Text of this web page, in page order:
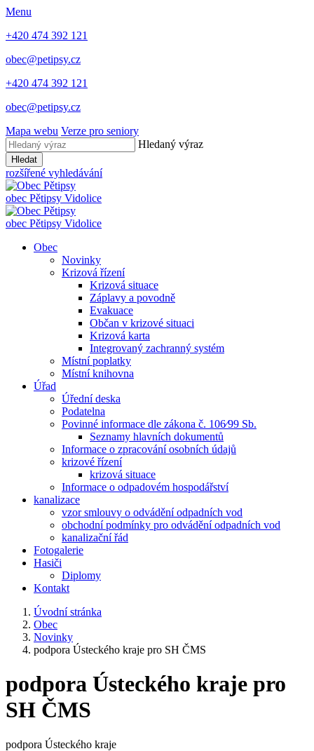
Menu
+420 474 392 121
obec@petipsy.cz
+420 474 392 121
obec@petipsy.cz
Mapa webu Verze pro seniory
Hledaný výraz
Hledat
rozšířené vyhledávání
obec Pětipsy Vidolice
obec Pětipsy Vidolice
Obec
Novinky
Krizová řízení
Krizová situace
Záplavy a povodně
Evakuace
Občan v krizové situaci
Krizová karta
Integrovaný zachranný systém
Místní poplatky
Místní knihovna
Úřad
Úřední deska
Podatelna
Povinné informace dle zákona č. 106⁄99 Sb.
Seznamy hlavních dokumentů
Informace o zpracování osobních údajů
krizové řízení
krizová situace
Informace o odpadovém hospodářství
kanalizace
vzor smlouvy o odvádění odpadních vod
obchodní podmínky pro odvádění odpadních vod
kanalizační řád
Fotogalerie
Hasiči
Diplomy
Kontakt
Úvodní stránka
Obec
Novinky
podpora Ústeckého kraje pro SH ČMS
podpora Ústeckého kraje pro
SH ČMS
podpora Ústeckého kraje